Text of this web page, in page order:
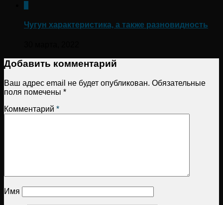
Чугун характеристика, а также разновидность
Добавить комментарий
Ваш адрес email не будет опубликован. Обязательные
поля помечены *
Комментарий *
Имя